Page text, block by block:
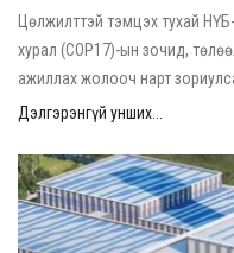
Цөлжилттэй тэмцэх тухай
хурал (COP17)-ын зочид,
ажиллах жолооч нарт
Дэлгэрэнгүй унших...